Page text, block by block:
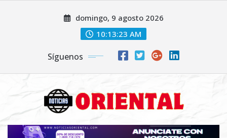
domingo, 9 agosto 2026
10:13:24 AM
Síguenos